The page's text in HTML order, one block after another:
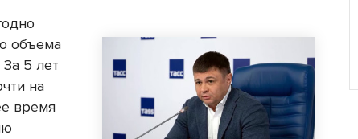
объема
За 5 лет
на
время